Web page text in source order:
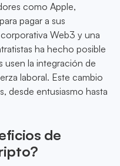
como Apple,
pagar a sus
Web3 y una
ha hecho posible
usen la integración de
laboral. Este cambio
desde entusiasmo hasta
de